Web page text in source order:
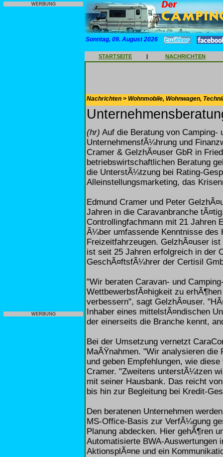
WERBUNG
WERBUNG
Sonntag, 09. August 2026
STARTSEITE | NACHRICHTEN
Nachrichten > Wohnmobile, Wohnwagen,
(hr) Auf die Beratung von Camping-
UnternehmensfÃ¼hrung und
Cramer & GelzhÃ¤user GbR in
betriebswirtschaftlichen Beratung
die UnterstÃ¼tzung bei Rating-
Alleinstellungsmarketing, das
Edmund Cramer und Peter
Jahren in die Caravanbranche
Controllingfachmann mit 21 Jahren
Ã¼ber umfassende Kenntnisse des
Freizeitfahrzeugen. GelzhÃ¤user
ist seit 25 Jahren erfolgreich in der
GeschÃ¤ftsfÃ¼hrer der Certisil
"Wir beraten Caravan- und
WettbewerbsfÃ¤higkeit zu
verbessern", sagt GelzhÃ¤user.
Inhaber eines mittelstÃ¤ndischen
der einerseits die Branche kennt,
Bei der Umsetzung vernetzt
MaÃŸnahmen. "Wir analysieren
und geben Empfehlungen, wie
Cramer. "Zweitens unterstÃ¼tzen
mit seiner Hausbank. Das reicht
bis hin zur Begleitung bei Kredit-
Den beratenen Unternehmen
MS-Office-Basis zur VerfÃ¼gung
Planung abdecken. Hier gehÃ¶ren
Automatisierte BWA-Auswertungen
AktionsplÃ¤ne und ein